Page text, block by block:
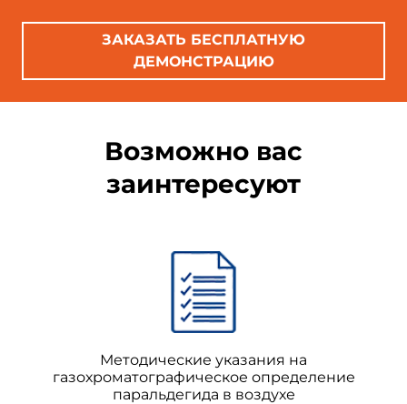
ЗАКАЗАТЬ БЕСПЛАТНУЮ
ДЕМОНСТРАЦИЮ
Возможно вас
заинтересуют
Методические указания на
газохроматографическое определение
паральдегида в воздухе